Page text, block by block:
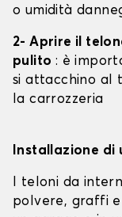
o umidità
2- Aprire il
pulito : è
si attacchino al
la carrozzeria
Installazione di
I teloni da
polvere, graffi e